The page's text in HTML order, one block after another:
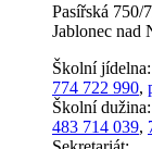
Pasířská 750/
Jablonec nad
Školní jídelna:
774 722 990,
Školní dužina:
483 714 039,